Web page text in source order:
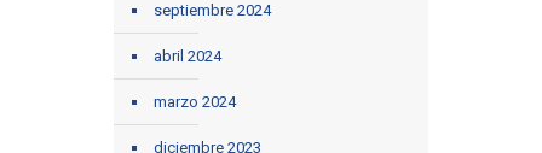
septiembre 2024
abril 2024
marzo 2024
diciembre 2023